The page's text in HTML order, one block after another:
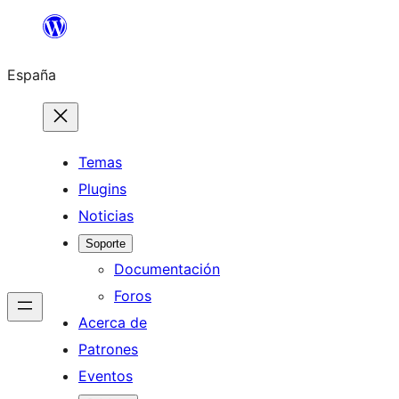
Saltar
contenido
España
Temas
Plugins
Noticias
Soporte
Documentación
Foros
Acerca de
Patrones
Eventos